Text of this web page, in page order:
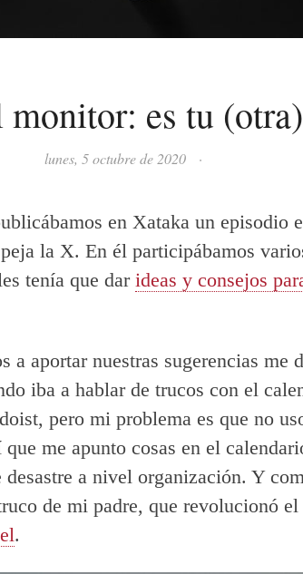
monitor: es tu
lunes, 5 octubre de 2020 ·
en Xataka un episodio
la X. En él participábamos
tenía que darideas y consejos
a aportar nuestras sugerencias me
iba a hablar de trucos con el
pero mi problema es que no
que me apunto cosas en el
desastre a nivel organización. Y
de mi padre, que revolucionó
.